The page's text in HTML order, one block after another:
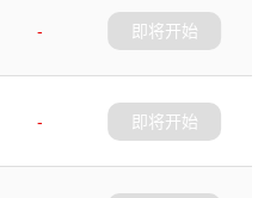
-
即将开始
-
即将开始